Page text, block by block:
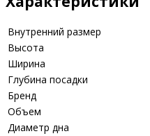
Внутренний размер
Высота
Ширина
Глубина посадки
Бренд
Объем
Диаметр дна